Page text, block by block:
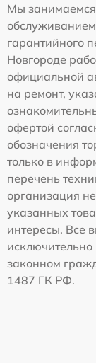
Мы занимаемся
гарантийного
Новгороде
официальной
на ремонт,
офертой
обозначения
только в
перечень
организация
указанных
интересы. Все
законном
1487 ГК РФ.